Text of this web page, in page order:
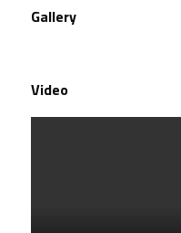
Gallery
Video